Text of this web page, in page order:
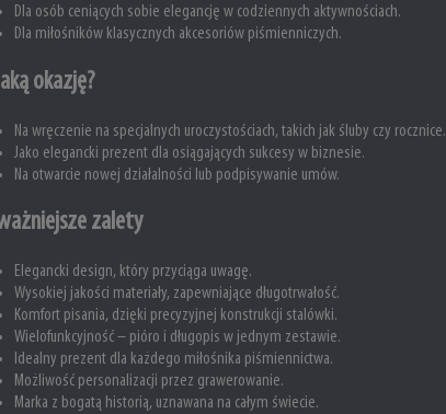
Dla osób ceniących sobie elegancję w codziennych aktywnościach.
Dla miłośników klasycznych akcesoriów piśmienniczych.
okazję?
Na wręczenie na specjalnych uroczystościach, takich jak śluby czy rocznice.
Jako elegancki prezent dla osiągających sukcesy w biznesie.
Na otwarcie nowej działalności lub podpisywanie umów.
zalety
Elegancki design, który przyciąga uwagę.
Wysokiej jakości materiały, zapewniające długotrwałość.
Komfort pisania, dzięki precyzyjnej konstrukcji stalówki.
Wielofunkcyjność – pióro i długopis w jednym zestawie.
Idealny prezent dla każdego miłośnika piśmiennictwa.
Możliwość personalizacji przez grawerowanie.
Marka z bogatą historią, uznawana na całym świecie.